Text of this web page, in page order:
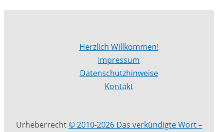
Herzlich Willkommen!
Impressum
Datenschutzhinweise
Kontakt
Urheberrecht© 2010-2026 Das verkündigte Wort –